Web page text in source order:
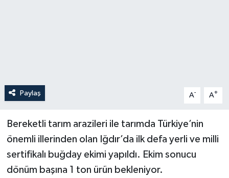
Paylaş A- A+
Bereketli tarım arazileri ile tarımda Türkiye’nin
önemli illerinden olan Iğdır’da ilk defa yerli ve milli
sertifikalı buğday ekimi yapıldı. Ekim sonucu
dönüm başına 1 ton ürün bekleniyor.